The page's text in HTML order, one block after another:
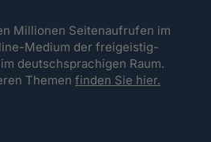
Millionen Seitenaufrufen im
Medium der freigeistig-
deutschsprachigen Raum.
Themenfinden Sie hier.